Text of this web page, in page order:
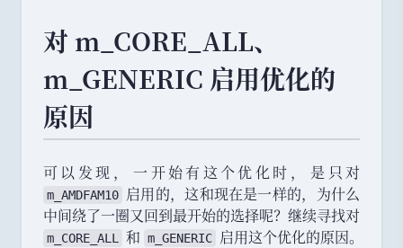
对 m_CORE_ALL、
m_GENERIC 启用优化的
原因
可以发现 ， 一开始有这个优化时 ， 是只对
m_AMDFAM10 启用的， 这和现在是一样的，
为什么
中间绕了一圈又回到最开始的选择呢？继续寻找对
m_CORE_ALL 和 m_GENERIC 启用这个优化的原因。